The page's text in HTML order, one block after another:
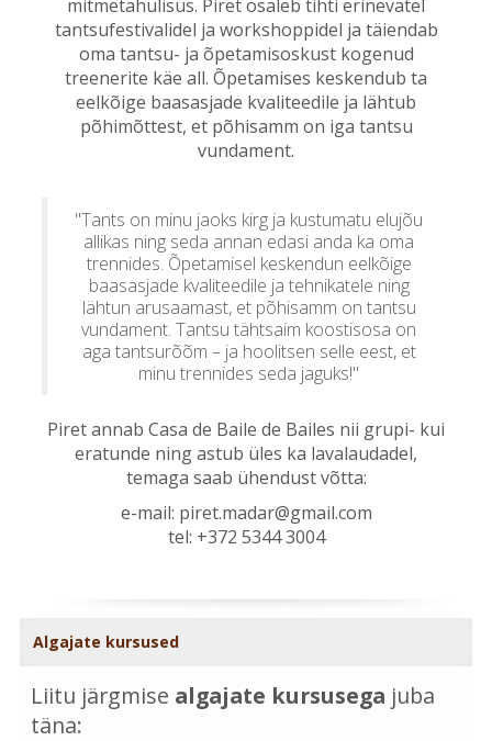
mitmetahulisus. Piret osaleb tihti erinevatel
tantsufestivalidel ja workshoppidel ja täiendab
oma tantsu- ja õpetamisoskust kogenud
treenerite käe all. Õpetamises keskendub ta
eelkõige baasasjade kvaliteedile ja lähtub
põhimõttest, et põhisamm on iga tantsu
vundament.
"Tants on minu jaoks kirg ja kustumatu elujõu
allikas ning seda annan edasi anda ka oma
trennides. Õpetamisel keskendun eelkõige
baasasjade kvaliteedile ja tehnikatele ning
lähtun arusaamast, et põhisamm on tantsu
vundament. Tantsu tähtsaim koostisosa on
aga tantsurõõm – ja hoolitsen selle eest, et
minu trennides seda jaguks!"
Piret annab Casa de Baile de Bailes nii grupi- kui
eratunde ning astub üles ka lavalaudadel,
temaga saab ühendust võtta:
e-mail: piret.madar@gmail.com
tel: +372 5344 3004
Algajate kursused
Liitu järgmise algajate kursusega juba
täna: